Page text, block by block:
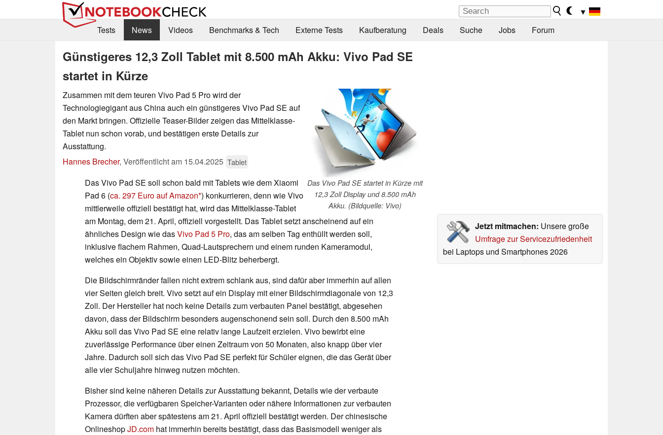
▼
Tests
News Videos Benchmarks & Tech Externe Tests Kaufberatung Deals Suche Jobs Forum
Günstigeres 12,3 Zoll Tablet mit 8.500 mAh Akku: Vivo Pad SE
startet in Kürze
Das Vivo Pad SE startet in Kürze mit
12,3 Zoll Display und 8.500 mAh
Akku. (Bildquelle: Vivo)
Zusammen mit dem teuren Vivo Pad 5 Pro wird der
Technologiegigant aus China auch ein günstigeres Vivo Pad SE auf
den Markt bringen. Offizielle Teaser-Bilder zeigen das Mittelklasse-
Tablet nun schon vorab, und bestätigen erste Details zur
Ausstattung.
Hannes Brecher, Veröffentlicht am 15.04.2025 Tablet
Jetzt mitmachen: Unsere große
Umfrage zur Servicezufriedenheit
bei Laptops und Smartphones 2026
Das Vivo Pad SE soll schon bald mit Tablets wie dem Xiaomi
Pad 6 (ca. 297 Euro auf Amazon ) konkurrieren, denn wie Vivo
mittlerweile offiziell bestätigt hat, wird das Mittelklasse-Tablet
am Montag, dem 21. April, offiziell vorgestellt. Das Tablet setzt anscheinend auf ein
ähnliches Design wie dasVivo Pad 5 Pro, das am selben Tag enthüllt werden soll,
inklusive flachem Rahmen, Quad-Lautsprechern und einem runden Kameramodul,
welches ein Objektiv sowie einen LED-Blitz beherbergt.
Die Bildschirmränder fallen nicht extrem schlank aus, sind dafür aber immerhin auf allen
vier Seiten gleich breit. Vivo setzt auf ein Display mit einer Bildschirmdiagonale von 12,3
Zoll. Der Hersteller hat noch keine Details zum verbauten Panel bestätigt, abgesehen
davon, dass der Bildschirm besonders augenschonend sein soll. Durch den 8.500 mAh
Akku soll das Vivo Pad SE eine relativ lange Laufzeit erzielen. Vivo bewirbt eine
zuverlässige Performance über einen Zeitraum von 50 Monaten, also knapp über vier
Jahre. Dadurch soll sich das Vivo Pad SE perfekt für Schüler eignen, die das Gerät über
alle vier Schuljahre hinweg nutzen möchten.
Bisher sind keine näheren Details zur Ausstattung bekannt, Details wie der verbaute
Prozessor, die verfügbaren Speicher-Varianten oder nähere Informationen zur verbauten
Kamera dürften aber spätestens am 21. April offiziell bestätigt werden. Der chinesische
OnlineshopJD.com hat immerhin bereits bestätigt, dass das Basismodell weniger als